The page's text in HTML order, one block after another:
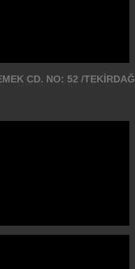
CD. NO: 52 /TEKİRDAĞ